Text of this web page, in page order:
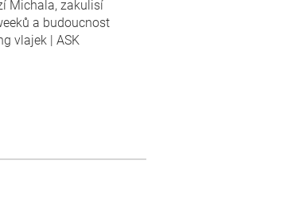
Michala, zakulisí
a budoucnost
vlajek | ASK